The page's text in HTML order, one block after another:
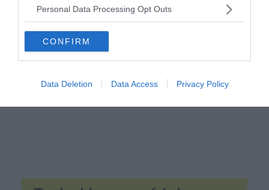
Personal Data Processing Opt Outs
CONFIRM
Data Deletion Data Access Privacy Policy
Hirdetés